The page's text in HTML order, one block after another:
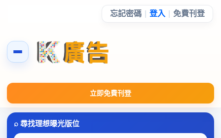
立即免費刊登
忘記密碼 登入 免費刊登